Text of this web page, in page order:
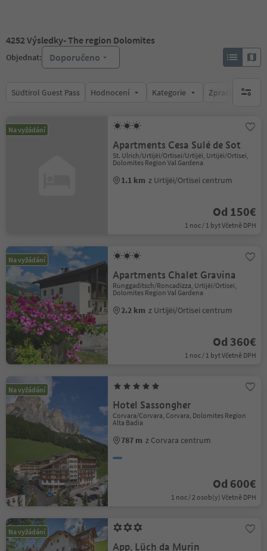
4252Výsledky- The region Dolomites
Objednat: Doporučeno
Südtirol Guest Pass Hodnocení Kategorie Zpracovávábrak
Na vyžádání
Apartments Cesa Sulé de Sot
St. Ulrich/Urtijëi/Ortisei/Urtijëi, Urtijëi/Ortisei,
Dolomites Region Val Gardena
1.1 km z Urtijëi/Ortisei centrum
Od 150€
1 noc / 1 byt Včetně DPH
Na vyžádání
Apartments Chalet Gravina
Runggaditsch/Roncadizza, Urtijëi/Ortisei,
Dolomites Region Val Gardena
2.2 km z Urtijëi/Ortisei centrum
Od 360€
1 noc / 1 byt Včetně DPH
Na vyžádání
Hotel Sassongher
Corvara/Corvara, Corvara, Dolomites Region
Alta Badia
787 m z Corvara centrum
Od 600€
1 noc / 2 osob(y) Včetně DPH
Na vyžádání
App. Lüch da Murin